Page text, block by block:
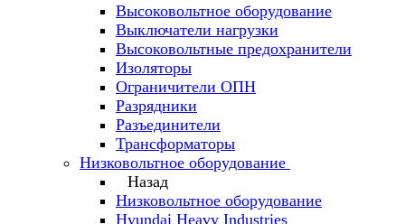
Высоковольтное оборудование
Выключатели нагрузки
Высоковольтные предохранители
Изоляторы
Ограничители ОПН
Разрядники
Разъединители
Трансформаторы
Низковольтное оборудование
Назад
Низковольтное оборудование
Hyundai Heavy Industries